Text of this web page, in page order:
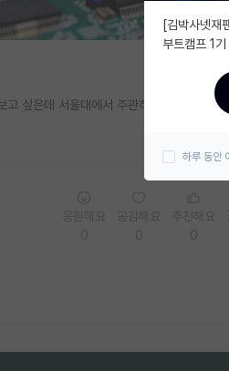
고 싶은데 서울대에서 주관하는 공식 인턴
[김박사넷재
부트캠프 1
하루 동안